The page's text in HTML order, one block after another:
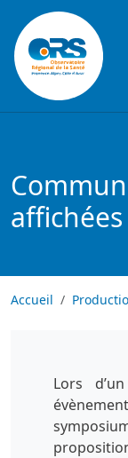
Aller au contenu
affichées
Accueil
Lors